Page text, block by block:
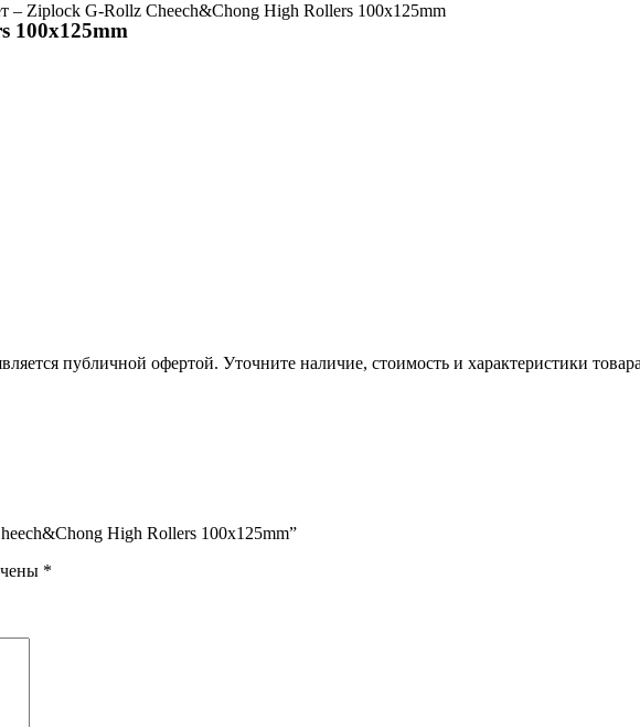
– Ziplock G-Rollz Cheech&Chong High Rollers 100x125mm
100x125mm
публичной офертой. Уточните наличие, стоимость и характеристики
High Rollers 100x125mm”
*